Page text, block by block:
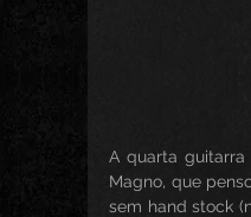
A quarta
Magno, que
sem hand stock